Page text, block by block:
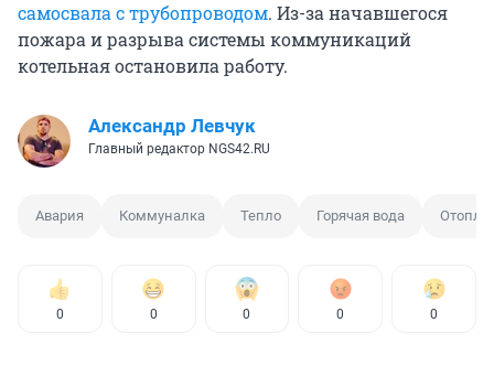
самосвала с трубопроводом. Из-за начавшегося
пожара и разрыва системы коммуникаций
котельная остановила работу.
Александр Левчук
Главный редактор NGS42.RU
Авария Коммуналка Тепло Горячая вода
0 0 0 0 0